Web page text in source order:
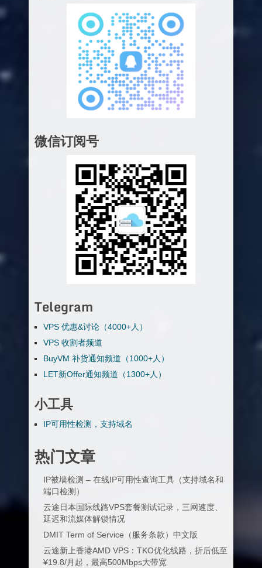
微信订阅号
Telegram
VPS 优惠&讨论（4000+人）
VPS 收割者频道
BuyVM 补货通知频道（1000+人）
LET新Offer通知频道（1300+人）
小工具
IP可用性检测，支持域名
热门文章
IP被墙检测 – 在线IP可用性查询工具（支持域名和
端口检测）
云途日本国际线路VPS套餐测试记录，三网速度、
延迟和流媒体解锁情况
DMIT Term of Service（服务条款）中文版
云途新上香港AMD VPS：TKO优化线路，折后低至
¥19.8/月起，最高500Mbps大带宽